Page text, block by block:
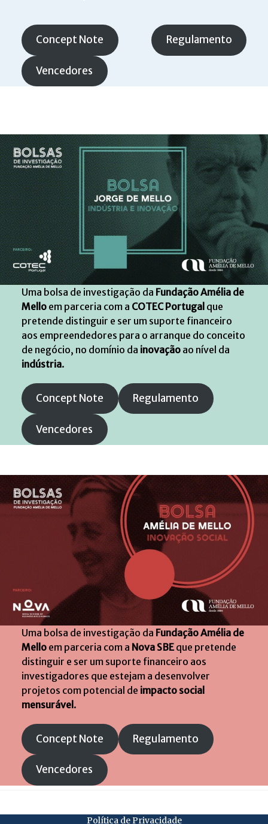
Concept Note Regulamento
Vencedores
Uma bolsa de investigação da Fundação Amélia de
Melloem parceria com a COTEC Portugalque
pretende distinguir e ser um suporte financeiro
aos empreendedores para o arranque do conceito
de negócio, no domínio da inovaçãoao nível da
indústria.
Concept Note Regulamento
Vencedores
Uma bolsa de investigação da Fundação Amélia de
Melloem parceria com a Nova SBEque pretende
distinguir e ser um suporte financeiro aos
investigadores que estejam a desenvolver
projetos com potencial de impacto social
mensurável.
Concept Note Regulamento
Vencedores
Política de Privacidade